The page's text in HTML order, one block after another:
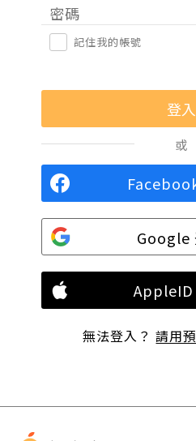
密碼
記住我的帳號
或
Google
AppleID
無法登入？請用